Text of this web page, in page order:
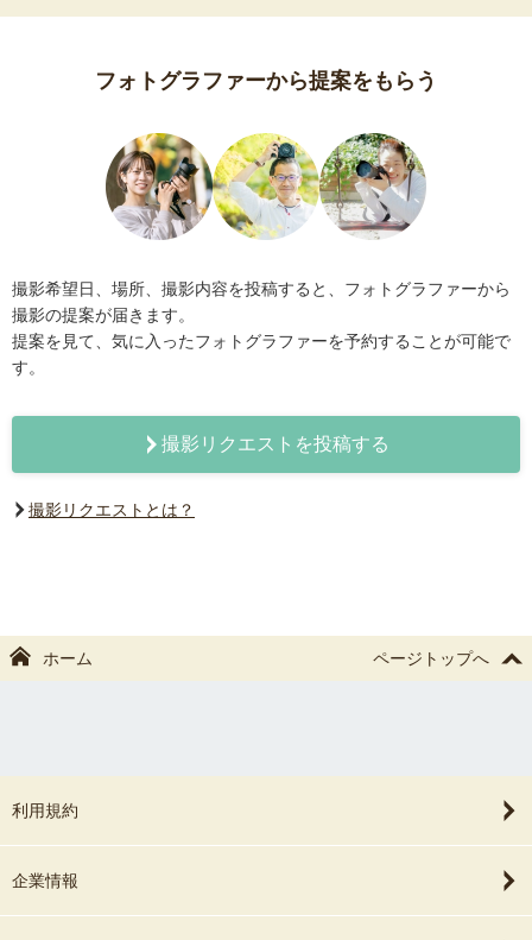
フォトグラファーから提案をもらう
撮影希望日、場所、撮影内容を投稿すると、フォトグラファーから
撮影の提案が届きます。
提案を見て、気に入ったフォトグラファーを予約することが可能で
す。
撮影リクエストを投稿する
撮影リクエストとは？
ホーム ページトップへ
利用規約
企業情報